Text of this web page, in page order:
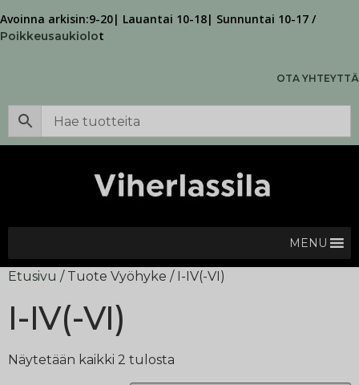
Avoinna arkisin:9-20| Lauantai 10-18| Sunnuntai 10-17 /
Poikkeusaukiolot
OTA YHTEYTTÄ
MENU
Etusivu / Tuote Vyöhyke / I-IV(-VI)
I-IV(-VI)
Näytetään kaikki 2 tulosta